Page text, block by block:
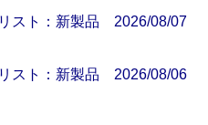
スト：新製品 2026/08/07
スト：新製品 2026/08/06